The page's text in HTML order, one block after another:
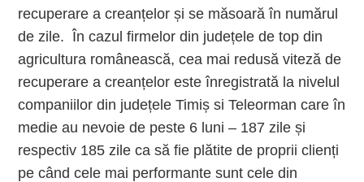
recuperare a creanțelor și se măsoară în numărul
de zile. În cazul firmelor din județele de top din
agricultura românească, cea mai redusă viteză de
recuperare a creanțelor este înregistrată la nivelul
companiilor din județele Timiș si Teleorman care în
medie au nevoie de peste 6 luni – 187 zile și
respectiv 185 zile ca să fie plătite de proprii clienți
pe când cele mai performante sunt cele din